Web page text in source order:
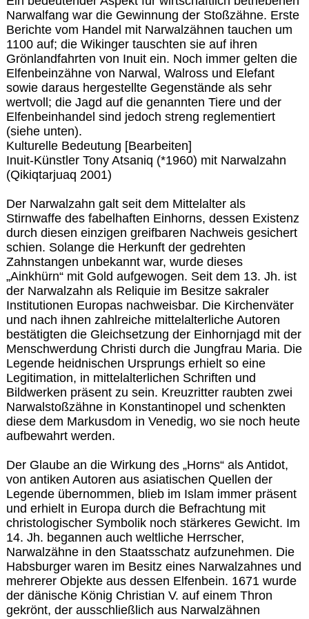
Narwalfang war die Gewinnung der Stoßzähne. Erste
Berichte vom Handel mit Narwalzähnen tauchen um
1100 auf; die Wikinger tauschten sie auf ihren
Grönlandfahrten von Inuit ein. Noch immer gelten die
Elfenbeinzähne von Narwal, Walross und Elefant
sowie daraus hergestellte Gegenstände als sehr
wertvoll; die Jagd auf die genannten Tiere und der
Elfenbeinhandel sind jedoch streng reglementiert
(siehe unten).
Kulturelle Bedeutung [Bearbeiten]
Inuit-Künstler Tony Atsaniq (*1960) mit Narwalzahn
(Qikiqtarjuaq 2001)
Der Narwalzahn galt seit dem Mittelalter als
Stirnwaffe des fabelhaften Einhorns, dessen Existenz
durch diesen einzigen greifbaren Nachweis gesichert
schien. Solange die Herkunft der gedrehten
Zahnstangen unbekannt war, wurde dieses
„Ainkhürn“ mit Gold aufgewogen. Seit dem 13. Jh. ist
der Narwalzahn als Reliquie im Besitze sakraler
Institutionen Europas nachweisbar. Die Kirchenväter
und nach ihnen zahlreiche mittelalterliche Autoren
bestätigten die Gleichsetzung der Einhornjagd mit der
Menschwerdung Christi durch die Jungfrau Maria. Die
Legende heidnischen Ursprungs erhielt so eine
Legitimation, in mittelalterlichen Schriften und
Bildwerken präsent zu sein. Kreuzritter raubten zwei
Narwalstoßzähne in Konstantinopel und schenkten
diese dem Markusdom in Venedig, wo sie noch heute
aufbewahrt werden.
Der Glaube an die Wirkung des „Horns“ als Antidot,
von antiken Autoren aus asiatischen Quellen der
Legende übernommen, blieb im Islam immer präsent
und erhielt in Europa durch die Befrachtung mit
christologischer Symbolik noch stärkeres Gewicht. Im
14. Jh. begannen auch weltliche Herrscher,
Narwalzähne in den Staatsschatz aufzunehmen. Die
Habsburger waren im Besitz eines Narwalzahnes und
mehrerer Objekte aus dessen Elfenbein. 1671 wurde
der dänische König Christian V. auf einem Thron
gekrönt, der ausschließlich aus Narwalzähnen